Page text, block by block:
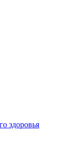
здоровья